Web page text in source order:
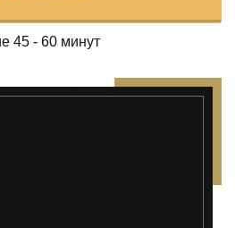
45 - 60 минут